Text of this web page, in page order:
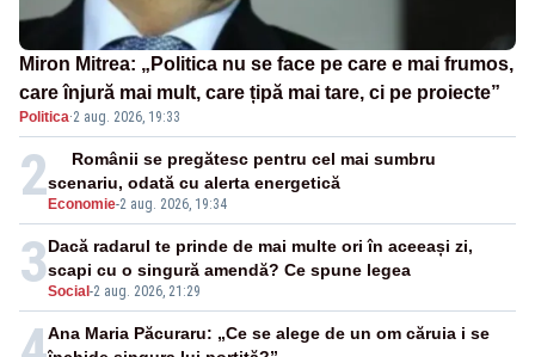
Miron Mitrea: „Politica nu se face pe care e mai frumos,
care înjură mai mult, care țipă mai tare, ci pe proiecte”
Politica·2 aug. 2026, 19:33
2 Economie-2 aug. 2026, 19:34
Românii se pregătesc pentru cel mai sumbru
scenariu, odată cu alerta energetică
3Social -2 aug. 2026, 21:29
Dacă radarul te prinde de mai multe ori în aceeași zi,
scapi cu o singură amendă? Ce spune legea
Ana Maria Păcuraru: „Ce se alege de un om căruia i se